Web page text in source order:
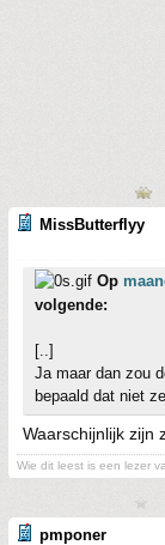
MissButterflyy
Op
volgende:
[..]
Ja maar dan zou
bepaald dat niet
Waarschijnlijk zijn
Wie dit leest is een lezer
pmponer